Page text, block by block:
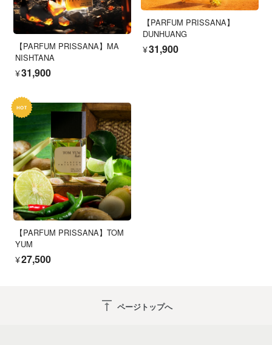
【PARFUM PRISSANA】MA
NISHTANA
¥31,900
【PARFUM PRISSANA】
DUNHUANG
¥31,900
【PARFUM PRISSANA】TOM
YUM
¥27,500
vertical_align_top ページトップへ